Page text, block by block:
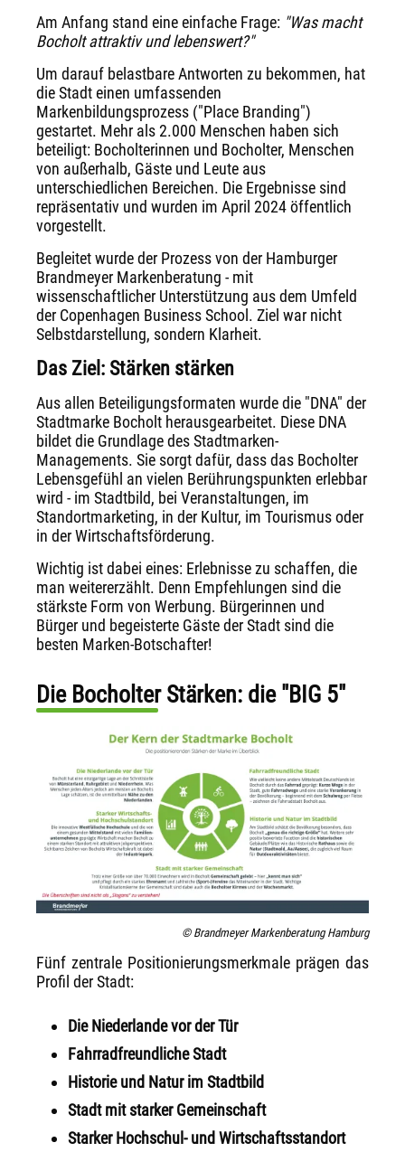
Am Anfang stand eine einfache Frage: "Was macht
Bocholt attraktiv und lebenswert?"
Um darauf belastbare Antworten zu bekommen, hat
die Stadt einen umfassenden
Markenbildungsprozess ("Place Branding")
gestartet. Mehr als 2.000 Menschen haben sich
beteiligt: Bocholterinnen und Bocholter, Menschen
von außerhalb, Gäste und Leute aus
unterschiedlichen Bereichen. Die Ergebnisse sind
repräsentativ und wurden im April 2024 öffentlich
vorgestellt.
Begleitet wurde der Prozess von der Hamburger
Brandmeyer Markenberatung - mit
wissenschaftlicher Unterstützung aus dem Umfeld
der Copenhagen Business School. Ziel war nicht
Selbstdarstellung, sondern Klarheit.
Das Ziel: Stärken stärken
Aus allen Beteiligungsformaten wurde die "DNA" der
Stadtmarke Bocholt herausgearbeitet. Diese DNA
bildet die Grundlage des Stadtmarken-
Managements. Sie sorgt dafür, dass das Bocholter
Lebensgefühl an vielen Berührungspunkten erlebbar
wird - im Stadtbild, bei Veranstaltungen, im
Standortmarketing, in der Kultur, im Tourismus oder
in der Wirtschaftsförderung.
Wichtig ist dabei eines: Erlebnisse zu schaffen, die
man weitererzählt. Denn Empfehlungen sind die
stärkste Form von Werbung. Bürgerinnen und
Bürger und begeisterte Gäste der Stadt sind die
besten Marken-Botschafter!
Die Bocholter Stärken: die "BIG 5"
© Brandmeyer Markenberatung Hamburg
Fünf zentrale Positionierungsmerkmale prägen das
Profil der Stadt:
Die Niederlande vor der Tür
Fahrradfreundliche Stadt
Historie und Natur im Stadtbild
Stadt mit starker Gemeinschaft
Starker Hochschul- und Wirtschaftsstandort